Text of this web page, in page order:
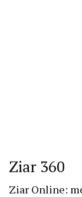
Ziar 360
Ziar Online: